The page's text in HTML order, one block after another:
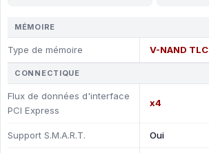
MÉMOIRE
Type de mémoire V-NAND TLC
CONNECTIQUE
Flux de données d'interface
PCI Express
x4
Support S.M.A.R.T. Oui